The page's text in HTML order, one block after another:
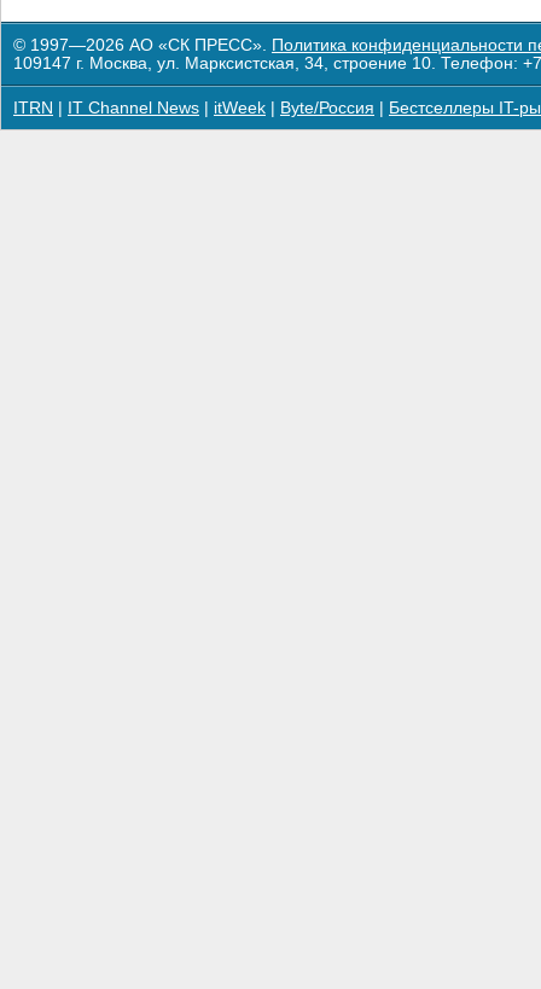
© 1997—2026 АО «СК ПРЕСС». Политика конфиденциальности
109147 г. Москва, ул. Марксистская, 34, строение 10. Телефон:
ITRN IT Channel News itWeek Byte/Россия Бестселлеры IT-